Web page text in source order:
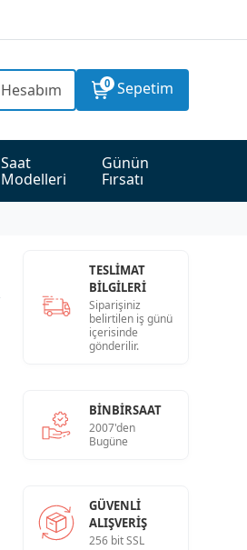
Hesabım 0 Sepetim
Saat
Modelleri
Günün
Fırsatı
TESLİMAT
BİLGİLERİ
Siparişiniz
belirtilen iş günü
içerisinde
gönderilir.
BINBIRSAAT
2007'den
Bugüne
GÜVENLI
ALIŞVERIŞ
256 bit SSL